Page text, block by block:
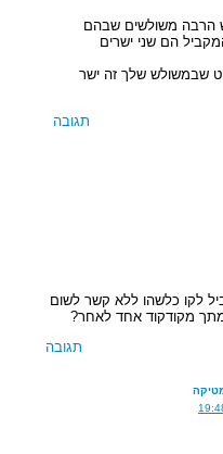
הרבה משולשים שבהם
הם שני ישרים
שבמשולש שלך זה ישר
תגובה
לקו כלשהו ללא קשר לשום
מקודקוד אחד לאחר?
תגובה